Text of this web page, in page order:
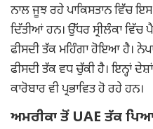
ਨਾਲ ਜੂਝ ਰਹੇ ਪਾਕਿਸਤਾਨ ਵਿੱਚ
ਦਿੱਤੀਆਂ ਹਨ। ਉੱਧਰ ਸ੍ਰੀਲੰਕਾ
ਫੀਸਦੀ ਤੱਕ ਮਹਿੰਗਾ ਹੋਇਆ ਹੈ।
ਫੀਸਦੀ ਤੱਕ ਵਧ ਚੁੱਕੀ ਹੈ। ਇਨ੍ਹਾਂ
ਕਾਰੋਬਾਰ ਵੀ ਪ੍ਰਭਾਵਿਤ ਹੋ ਰਹੇ ਹਨ।
ਅਮਰੀਕਾ ਤੋਂ UAE ਤੱਕ